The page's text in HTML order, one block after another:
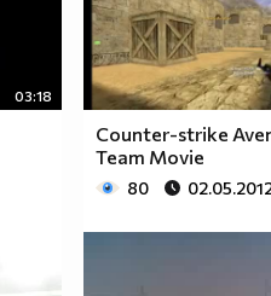
03:18
Counter-strike
Team Movie
80